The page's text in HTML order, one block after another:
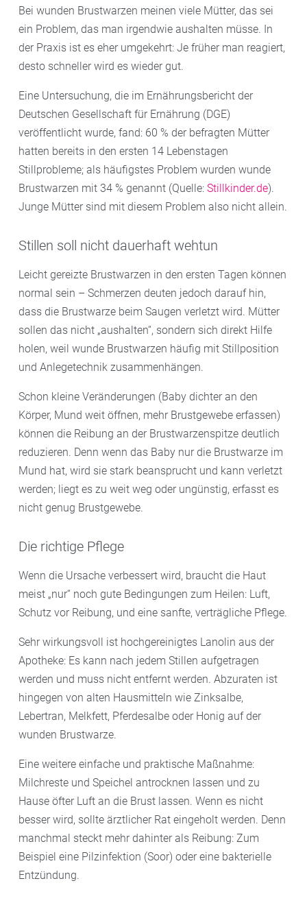
Bei wunden Brustwarzen meinen viele Mütter, das sei
ein Problem, das man irgendwie aushalten müsse. In
der Praxis ist es eher umgekehrt: Je früher man reagiert,
desto schneller wird es wieder gut.
Eine Untersuchung, die im Ernährungsbericht der
Deutschen Gesellschaft für Ernährung (DGE)
veröffentlicht wurde, fand: 60 % der befragten Mütter
hatten bereits in den ersten 14 Lebenstagen
Stillprobleme; als häufigstes Problem wurden wunde
Brustwarzen mit 34 % genannt (Quelle: Stillkinder.de).
Junge Mütter sind mit diesem Problem also nicht allein.
Stillen soll nicht dauerhaft wehtun
Leicht gereizte Brustwarzen in den ersten Tagen können
normal sein – Schmerzen deuten jedoch darauf hin,
dass die Brustwarze beim Saugen verletzt wird. Mütter
sollen das nicht „aushalten“, sondern sich direkt Hilfe
holen, weil wunde Brustwarzen häufig mit Stillposition
und Anlegetechnik zusammenhängen.
Schon kleine Veränderungen (Baby dichter an den
Körper, Mund weit öffnen, mehr Brustgewebe erfassen)
können die Reibung an der Brustwarzenspitze deutlich
reduzieren. Denn wenn das Baby nur die Brustwarze im
Mund hat, wird sie stark beansprucht und kann verletzt
werden; liegt es zu weit weg oder ungünstig, erfasst es
nicht genug Brustgewebe.
Die richtige Pflege
Wenn die Ursache verbessert wird, braucht die Haut
meist „nur“ noch gute Bedingungen zum Heilen: Luft,
Schutz vor Reibung, und eine sanfte, verträgliche Pflege.
Sehr wirkungsvoll ist hochgereinigtes Lanolin aus der
Apotheke: Es kann nach jedem Stillen aufgetragen
werden und muss nicht entfernt werden. Abzuraten ist
hingegen von alten Hausmitteln wie Zinksalbe,
Lebertran, Melkfett, Pferdesalbe oder Honig auf der
wunden Brustwarze.
Eine weitere einfache und praktische Maßnahme:
Milchreste und Speichel antrocknen lassen und zu
Hause öfter Luft an die Brust lassen. Wenn es nicht
besser wird, sollte ärztlicher Rat eingeholt werden. Denn
manchmal steckt mehr dahinter als Reibung: Zum
Beispiel eine Pilzinfektion (Soor) oder eine bakterielle
Entzündung.